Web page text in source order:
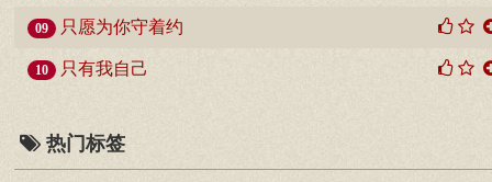
09 只愿为你守着约
10 只有我自己
热门标签